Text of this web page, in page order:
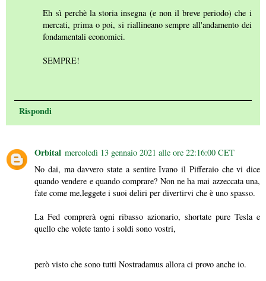
Eh sì perchè la storia insegna (e non il breve periodo) che i
mercati, prima o poi, si riallineano sempre all'andamento dei
fondamentali economici.
SEMPRE!
Rispondi
Orbital mercoledì 13 gennaio 2021 alle ore 22:16:00 CET
No dai, ma davvero state a sentire Ivano il Pifferaio che vi dice
quando vendere e quando comprare? Non ne ha mai azzeccata una,
fate come me,leggete i suoi deliri per divertirvi che è uno spasso.
La Fed comprerà ogni ribasso azionario, shortate pure Tesla e
quello che volete tanto i soldi sono vostri,
però visto che sono tutti Nostradamus allora ci provo anche io.